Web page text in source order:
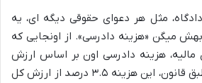
مثل هر دعوای حقوقی دیگه ای، یه
میگن «هزینه دادرسی». از اونجایی که
هزینه دادرسی اون بر اساس ارزش
مهریه محاسبه میشه. طبق قانون، این هزینه ۳.۵ درصد از ارزش کل